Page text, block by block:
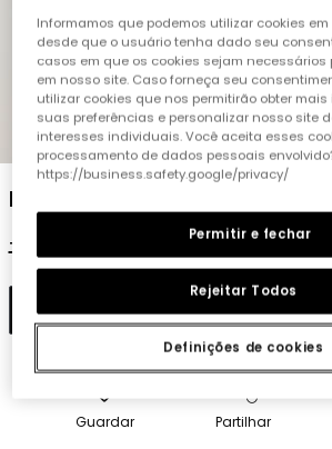
1 2 3 4 5
Blusa menina popelina
19,95 € 9,95 €
Adicionar
Guardar Partilhar
Informamos que podemos utilizar cookies
desde que o usuário tenha dado seu
casos em que os cookies sejam
em nosso site. Caso forneça seu
utilizar cookies que nos permitirão obter
suas preferências e personalizar nosso site
interesses individuais. Você aceita esses
processamento de dados pessoais
https://business.safety.google/privacy/
Definições de cookies
Rejeitar Todos
Permitir e fechar